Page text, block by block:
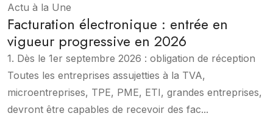
Actu à la Une
Facturation électronique : entrée en
vigueur progressive en 2026
1. Dès le 1er septembre 2026 : obligation de réception
Toutes les entreprises assujetties à la TVA,
microentreprises, TPE, PME, ETI, grandes entreprises,
devront être capables de recevoir des fac...